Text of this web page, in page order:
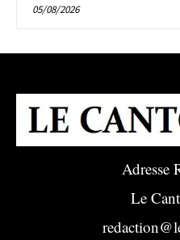
05/08/2026
Adresse
Le